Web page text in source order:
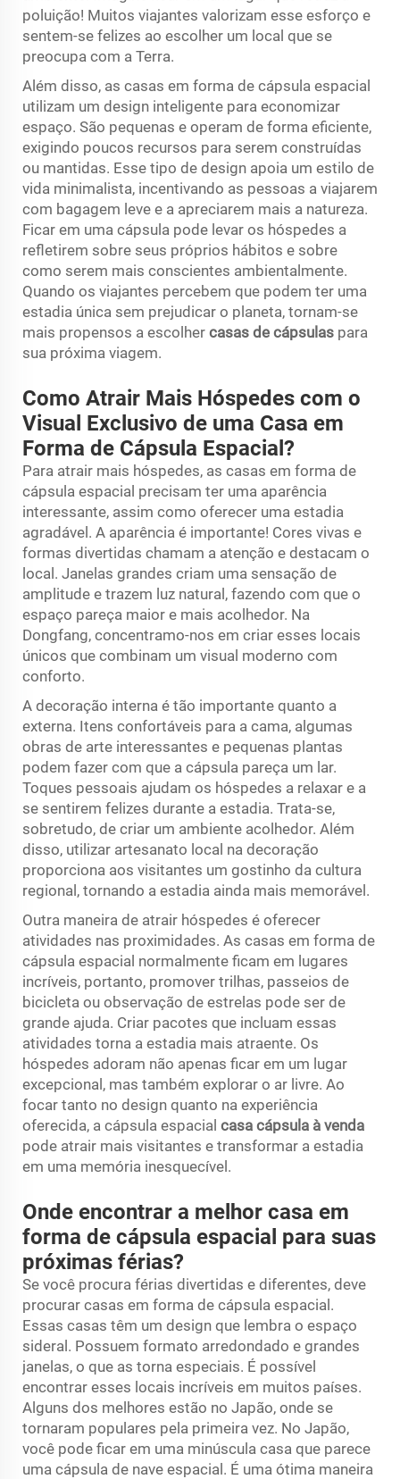
poluição! Muitos viajantes valorizam esse esforço e
sentem-se felizes ao escolher um local que se
preocupa com a Terra.
Além disso, as casas em forma de cápsula espacial
utilizam um design inteligente para economizar
espaço. São pequenas e operam de forma eficiente,
exigindo poucos recursos para serem construídas
ou mantidas. Esse tipo de design apoia um estilo de
vida minimalista, incentivando as pessoas a viajarem
com bagagem leve e a apreciarem mais a natureza.
Ficar em uma cápsula pode levar os hóspedes a
refletirem sobre seus próprios hábitos e sobre
como serem mais conscientes ambientalmente.
Quando os viajantes percebem que podem ter uma
estadia única sem prejudicar o planeta, tornam-se
mais propensos a escolher casas de cápsulas para
sua próxima viagem.
Como Atrair Mais Hóspedes com o
Visual Exclusivo de uma Casa em
Forma de Cápsula Espacial?
Para atrair mais hóspedes, as casas em forma de
cápsula espacial precisam ter uma aparência
interessante, assim como oferecer uma estadia
agradável. A aparência é importante! Cores vivas e
formas divertidas chamam a atenção e destacam o
local. Janelas grandes criam uma sensação de
amplitude e trazem luz natural, fazendo com que o
espaço pareça maior e mais acolhedor. Na
Dongfang, concentramo-nos em criar esses locais
únicos que combinam um visual moderno com
conforto.
A decoração interna é tão importante quanto a
externa. Itens confortáveis para a cama, algumas
obras de arte interessantes e pequenas plantas
podem fazer com que a cápsula pareça um lar.
Toques pessoais ajudam os hóspedes a relaxar e a
se sentirem felizes durante a estadia. Trata-se,
sobretudo, de criar um ambiente acolhedor. Além
disso, utilizar artesanato local na decoração
proporciona aos visitantes um gostinho da cultura
regional, tornando a estadia ainda mais memorável.
Outra maneira de atrair hóspedes é oferecer
atividades nas proximidades. As casas em forma de
cápsula espacial normalmente ficam em lugares
incríveis, portanto, promover trilhas, passeios de
bicicleta ou observação de estrelas pode ser de
grande ajuda. Criar pacotes que incluam essas
atividades torna a estadia mais atraente. Os
hóspedes adoram não apenas ficar em um lugar
excepcional, mas também explorar o ar livre. Ao
focar tanto no design quanto na experiência
oferecida, a cápsula espacial casa cápsula à venda
pode atrair mais visitantes e transformar a estadia
em uma memória inesquecível.
Onde encontrar a melhor casa em
forma de cápsula espacial para suas
próximas férias?
Se você procura férias divertidas e diferentes, deve
procurar casas em forma de cápsula espacial.
Essas casas têm um design que lembra o espaço
sideral. Possuem formato arredondado e grandes
janelas, o que as torna especiais. É possível
encontrar esses locais incríveis em muitos países.
Alguns dos melhores estão no Japão, onde se
tornaram populares pela primeira vez. No Japão,
você pode ficar em uma minúscula casa que parece
uma cápsula de nave espacial. É uma ótima maneira